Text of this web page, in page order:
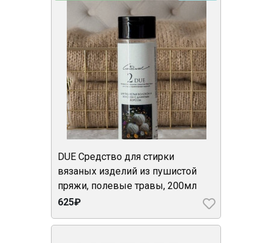
DUE Средство для стирки
вязаных изделий из пушистой
пряжи, полевые травы, 200мл
625₽